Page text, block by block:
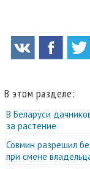
В этом разделе:
В Беларуси
за растение
Совмин разрешил
при смене